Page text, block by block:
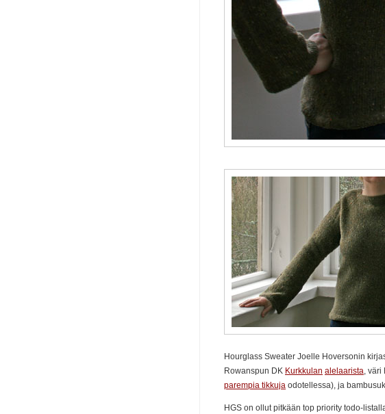
Hourglass Sweater Joelle Hoversonin
Rowanspun DK Kurkkulan alelaarista, väri
parempia tikkuja odotellessa), ja
HGS on ollut pitkään top priority todo-